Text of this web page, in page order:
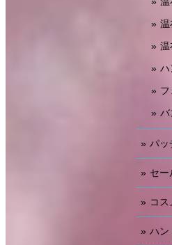
温
温
ハ
バ
パッ
セー
コス
ハン